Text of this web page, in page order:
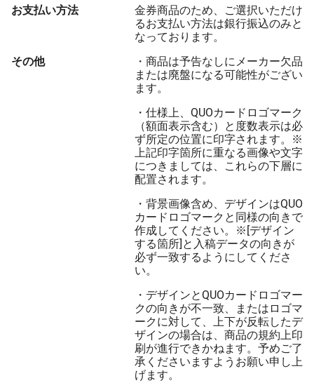
お支払い方法
金券商品のため、ご選択いただけ
るお支払い方法は銀行振込のみと
なっております。
その他
・商品は予告なしにメーカー欠品
または廃盤になる可能性がござい
ます。
・仕様上、QUOカードロゴマーク
（額面表示含む）と度数表示は必
ず所定の位置に印字されます。※
上記印字箇所に重なる画像や文字
につきましては、これらの下層に
配置されます。
・背景画像含め、デザインはQUO
カードロゴマークと同様の向きで
作成してください。※[デザイン
する箇所]と入稿データの向きが
必ず一致するようにしてくださ
い。
・デザインとQUOカードロゴマー
クの向きが不一致、またはロゴマ
ークに対して、上下が反転したデ
ザインの場合は、商品の規約上印
刷が進行できかねます。予めご了
承くださいますようお願い申し上
げます。